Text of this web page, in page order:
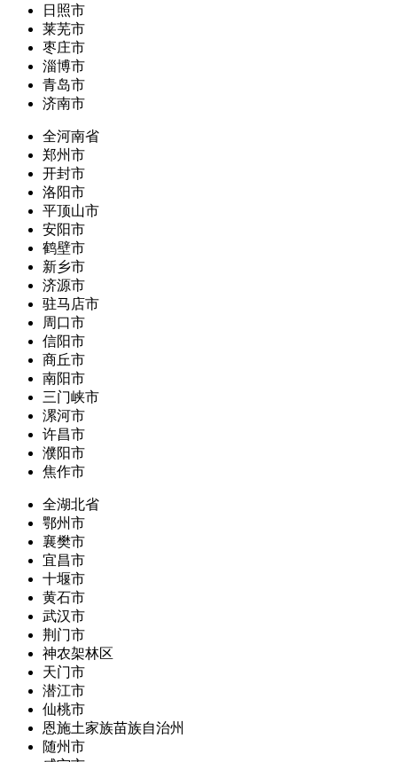
日照市
莱芜市
枣庄市
淄博市
青岛市
济南市
全河南省
郑州市
开封市
洛阳市
平顶山市
安阳市
鹤壁市
新乡市
济源市
驻马店市
周口市
信阳市
商丘市
南阳市
三门峡市
漯河市
许昌市
濮阳市
焦作市
全湖北省
鄂州市
襄樊市
宜昌市
十堰市
黄石市
武汉市
荆门市
神农架林区
天门市
潜江市
仙桃市
恩施土家族苗族自治州
随州市